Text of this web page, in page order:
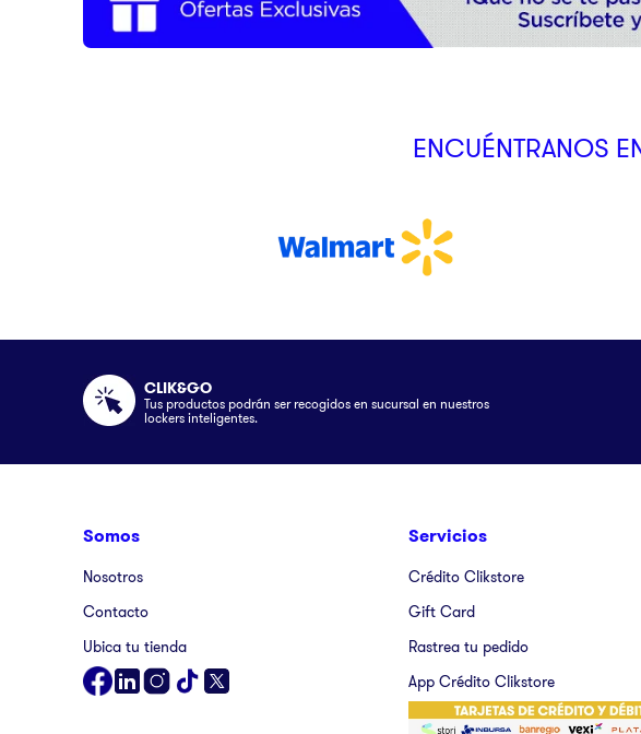
ENCUÉNTRANOS
CLIK&GO
Tus productos podrán ser recogidos en sucursal en nuestros
lockers inteligentes.
Somos
Nosotros
Contacto
Ubica tu tienda
Servicios
Crédito Clikstore
Gift Card
Rastrea tu pedido
App Crédito Clikstore